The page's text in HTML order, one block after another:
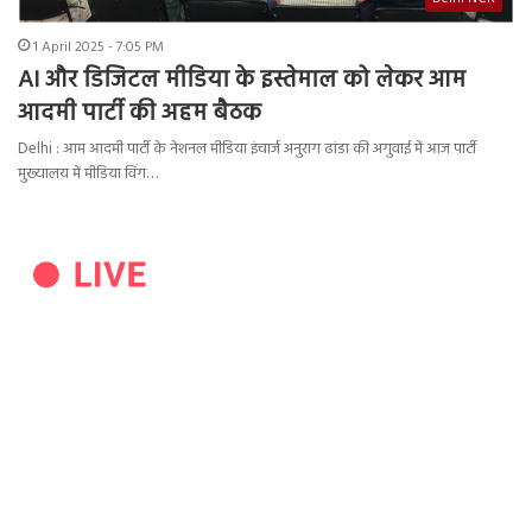
1 April 2025 - 7:05 PM
AI और डिजिटल मीडिया के इस्तेमाल को लेकर आम
आदमी पार्टी की अहम बैठक
Delhi : आम आदमी पार्टी के नेशनल मीडिया इंचार्ज अनुराग ढांडा की अगुवाई में आज पार्टी
मुख्यालय में मीडिया विंग…